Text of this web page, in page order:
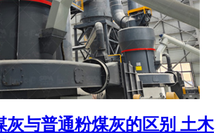
灰与普通粉煤灰的区别 土木